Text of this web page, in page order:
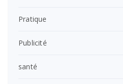
Pratique
Publicité
santé